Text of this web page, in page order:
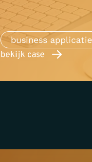
business
bekijk case